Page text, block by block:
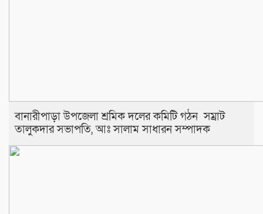
বানারীপাড়া উপজেলা শ্রমিক দলের কমিটি গঠন সম্রাট
তালুকদার সভাপতি, আঃ সালাম সাধারন সম্পাদক